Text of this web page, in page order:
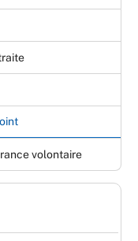
volontaire